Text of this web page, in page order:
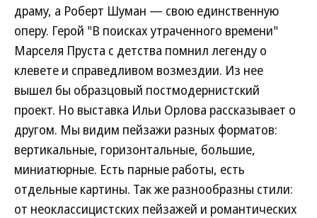
драму, а Роберт Шуман — свою единственную
оперу. Герой "В поисках утраченного времени"
Марселя Пруста с детства помнил легенду о
клевете и справедливом возмездии. Из нее
вышел бы образцовый постмодернистский
проект. Но выставка Ильи Орлова рассказывает о
другом. Мы видим пейзажи разных форматов:
вертикальные, горизонтальные, большие,
миниатюрные. Есть парные работы, есть
отдельные картины. Так же разнообразны стили:
от неоклассицистских пейзажей и романтических